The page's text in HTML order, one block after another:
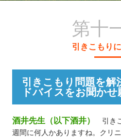
第十
引きこもり
引きこもり問題を解
ドバイスをお聞か
酒井先生（以下酒井）
引き
週間に何人かありますね。クリ